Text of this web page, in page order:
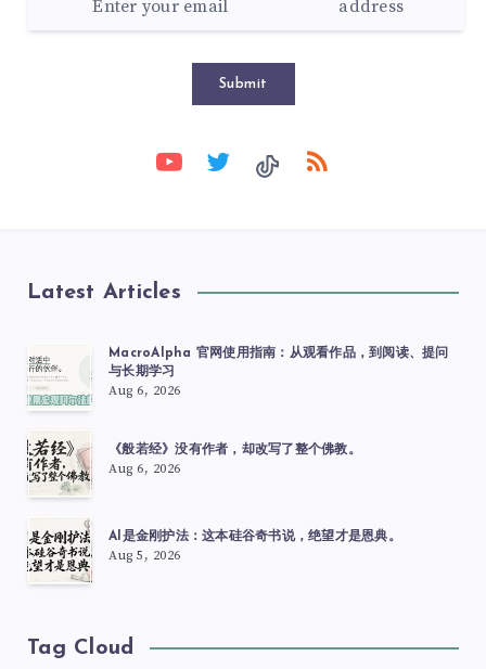
Submit
Latest Articles
MacroAlpha 官网使用指南：从观看作品，到阅读、提问
与长期学习
Aug 6, 2026
《般若经》没有作者，却改写了整个佛教。
Aug 6, 2026
AI是金刚护法：这本硅谷奇书说，绝望才是恩典。
Aug 5, 2026
Tag Cloud